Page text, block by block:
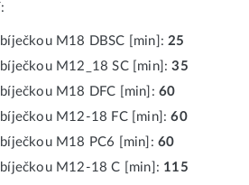
M18 DBSC [min]:25
M12_18 SC [min]:35
M18 DFC [min]: 60
M12-18 FC [min]:60
M18 PC6 [min]: 60
M12-18 C [min]: 115